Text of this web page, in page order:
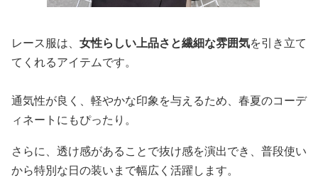
レース服は、 女性らしい上品さと繊細な雰囲気を引き立て
てくれるアイテムです。
通気性が良く、軽やかな印象を与えるため、春夏のコーデ
ィネートにもぴったり。
さらに、透け感があることで抜け感を演出でき、普段使い
から特別な日の装いまで幅広く活躍します。